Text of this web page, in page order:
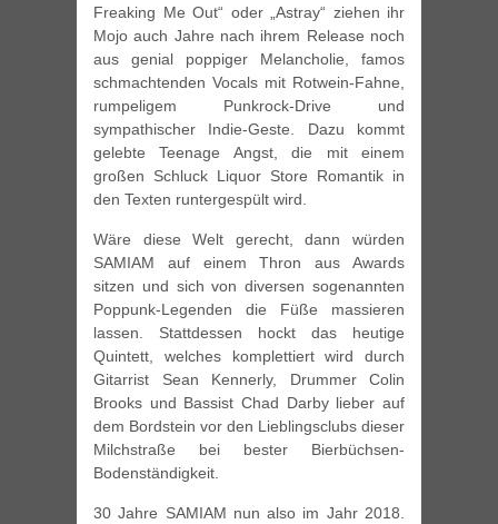
Freaking Me Out“ oder „Astray“ ziehen ihr
Mojo auch Jahre nach ihrem Release noch
aus genial poppiger Melancholie, famos
schmachtenden Vocals mit Rotwein-Fahne,
rumpeligem Punkrock-Drive und
sympathischer Indie-Geste. Dazu kommt
gelebte Teenage Angst, die mit einem
großen Schluck Liquor Store Romantik in
den Texten runtergespült wird.
Wäre diese Welt gerecht, dann würden
SAMIAM auf einem Thron aus Awards
sitzen und sich von diversen sogenannten
Poppunk-Legenden die Füße massieren
lassen. Stattdessen hockt das heutige
Quintett, welches komplettiert wird durch
Gitarrist Sean Kennerly, Drummer Colin
Brooks und Bassist Chad Darby lieber auf
dem Bordstein vor den Lieblingsclubs dieser
Milchstraße bei bester Bierbüchsen-
Bodenständigkeit.
30 Jahre SAMIAM nun also im Jahr 2018.